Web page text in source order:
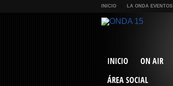
INICIO LA ONDA EVENTOS
INICIO ON AIR
ÁREA SOCIAL